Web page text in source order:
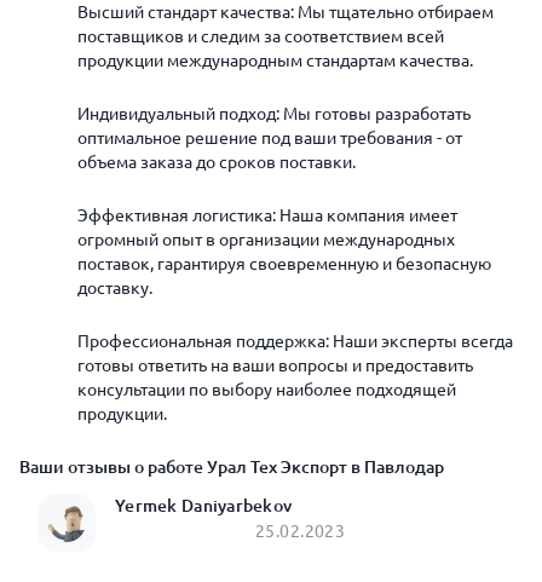
Высший стандарт качества: Мы тщательно отбираем
поставщиков и следим за соответствием всей
продукции международным стандартам качества.
Индивидуальный подход: Мы готовы разработать
оптимальное решение под ваши требования - от
объема заказа до сроков поставки.
Эффективная логистика: Наша компания имеет
огромный опыт в организации международных
поставок, гарантируя своевременную и безопасную
доставку.
Профессиональная поддержка: Наши эксперты всегда
готовы ответить на ваши вопросы и предоставить
консультации по выбору наиболее подходящей
продукции.
Ваши отзывы о работе Урал Тех Экспорт в Павлодар
Yermek Daniyarbekov
25.02.2023